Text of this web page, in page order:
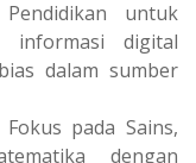
untuk
informasi digital
dalam sumber
Fokus pada Sains,
dengan